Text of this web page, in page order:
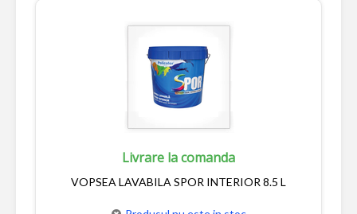
Livrare la comanda
VOPSEA LAVABILA SPOR INTERIOR 8.5 L